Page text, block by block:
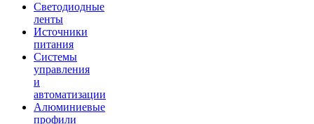
Светодиодные
ленты
Источники
питания
Системы
управления
и
автоматизации
Алюминиевые
профили